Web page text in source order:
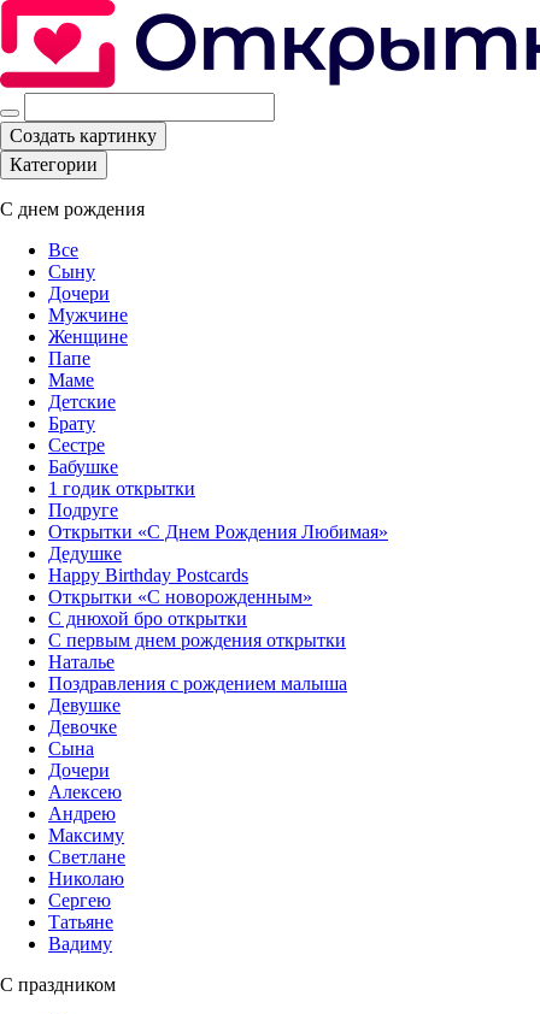
Создать картинку
Категории
С днем рождения
Все
Сыну
Дочери
Мужчине
Женщине
Папе
Маме
Детские
Брату
Сестре
Бабушке
1 годик открытки
Подруге
Открытки «С Днем Рождения Любимая»‎
Дедушке
Happy Birthday Postcards
Открытки «‎С новорожденным»
С днюхой бро открытки
С первым днем рождения открытки
Наталье
Поздравления с рождением малыша
Девушке
Девочке
Сына
Дочери
Алексею
Андрею
Максиму
Светлане
Николаю
Сергею
Татьяне
Вадиму
С праздником